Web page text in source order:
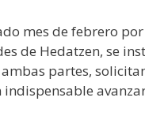
mes de febrero
de Hedatzen, se
partes,